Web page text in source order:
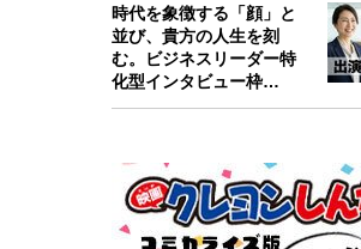
時代を象徴する「顔」と
並び、貴方の人生を刻
む。ビジネスリーダー特
化型インタビュー枠
『Key person』始…